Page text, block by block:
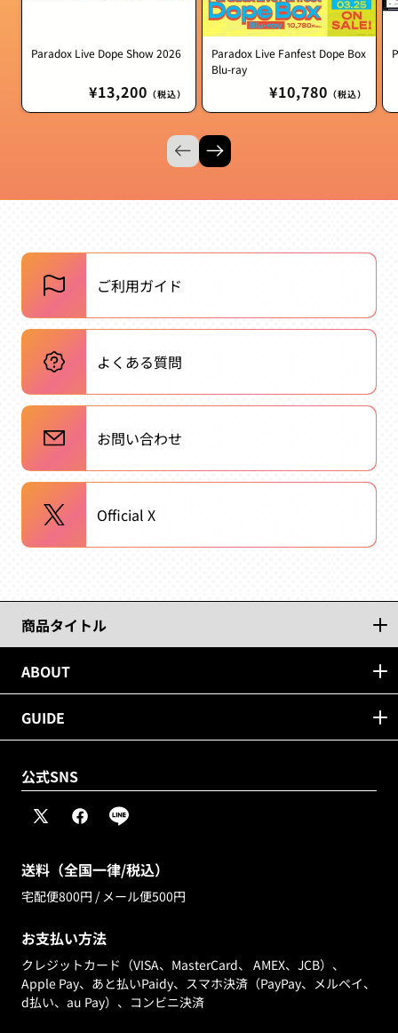
Paradox Live Dope Show 2026
通
常
¥13,200 （税込）
Paradox Live Fanfest Dope Box
Blu-ray
通
常
¥10,780 （税込）
ご利用ガイド
よくある質問
お問い合わせ
Official X
商品タイトル
ABOUT
GUIDE
公式SNS
X
Facebook
Line
送料（全国一律/税込）
宅配便800円 / メール便500円
お支払い方法
クレジットカード（VISA、MasterCard、 AMEX、JCB）、
Apple Pay、あと払いPaidy、スマホ決済（PayPay、メルペイ、
d払い、au Pay）、コンビニ決済